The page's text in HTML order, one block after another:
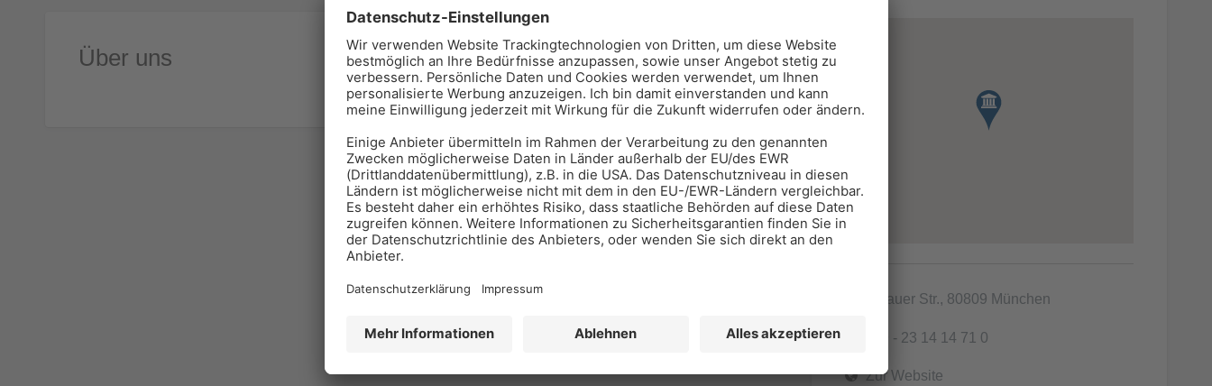
Über uns
Birnauer Str., 80809 München
089 - 23 14 14 71 0
Zur Website